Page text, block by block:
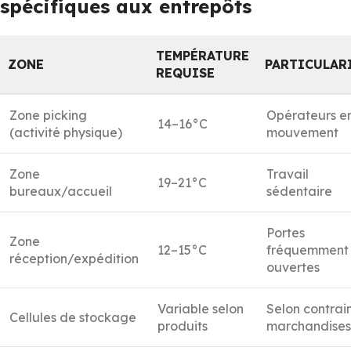
spécifiques aux entrepôts
ZONE
TEMPÉRATURE
REQUISE
Zone picking
(activité physique)
14–16°C
Opérateurs
mouvement
Zone
bureaux/accueil
19–21°C
Travail
sédentaire
Zone
réception/expédition
12–15°C
Portes
fréquemment
ouvertes
Cellules de stockage
Variable selon
produits
Selon
marchandises